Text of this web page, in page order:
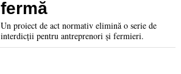
fermă
Un proiect de act normativ elimină o serie de
interdicții pentru antreprenori și fermieri.